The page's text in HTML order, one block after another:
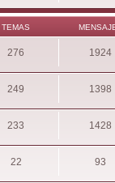
TEMAS
276 1924
249 1398
233 1428
22 93